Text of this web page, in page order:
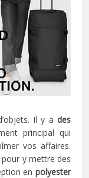
Il y a des
principal qui
vos affaires.
pour y mettre des
en polyester